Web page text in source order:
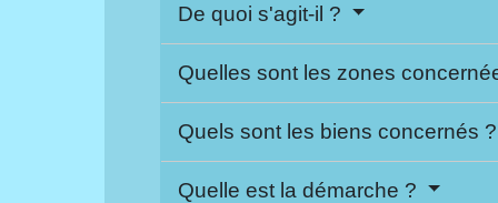
De quoi s'agit-il ?
Quelles sont les zones
Quels sont les biens concernés ?
Quelle est la démarche ?